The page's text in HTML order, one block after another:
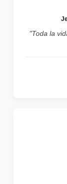
"Toda la